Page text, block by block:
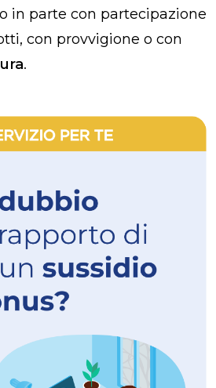
in parte con partecipazione
con provvigione o con
.